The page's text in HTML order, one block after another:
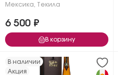
Мексика Текила
6 500 ₽
В корзину
В наличии
Акция